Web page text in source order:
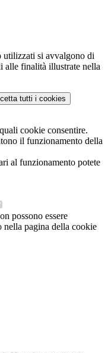
utilizzati si avvalgono di
alle finalità illustrate nella
tutti i cookies
cookie consentire.
il funzionamento della
al funzionamento potete
possono essere
nella pagina della cookie